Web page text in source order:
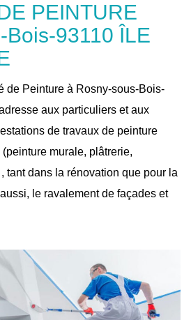
PEINTURE
Bois-93110 ÎLE
de Peinture à Rosny-sous-Bois-
aux particuliers et aux
de travaux de peinture
murale, plâtrerie,
tant dans la rénovation que pour la
le ravalement de façades et